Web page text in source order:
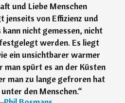
und Liebe Menschen
jenseits von Effizienz und
kann nicht gemessen, nicht
werden. Es liegt
ein unsichtbarer warmer
man spürt es an der Küsten
man zu lange gefroren hat
den Menschen.“